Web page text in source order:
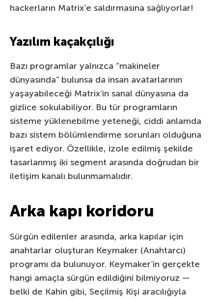
hackerların Matrix’e saldırmasına sağlıyorlar!
Yazılım kaçakçılığı
Bazı programlar yalnızca “makineler
dünyasında” bulunsa da insan avatarlarının
yaşayabileceği Matrix’in sanal dünyasına da
gizlice sokulabiliyor. Bu tür programların
sisteme yüklenebilme yeteneği, ciddi anlamda
bazı sistem bölümlendirme sorunları olduğuna
işaret ediyor. Özellikle, izole edilmiş şekilde
tasarlanmış iki segment arasında doğrudan bir
iletişim kanalı bulunmamalıdır.
Arka kapı koridoru
Sürgün edilenler arasında, arka kapılar için
anahtarlar oluşturan Keymaker (Anahtarcı)
programı da bulunuyor. Keymaker’in gerçekte
hangi amaçla sürgün edildiğini bilmiyoruz —
belki de Kahin gibi, Seçilmiş Kişi aracılığıyla